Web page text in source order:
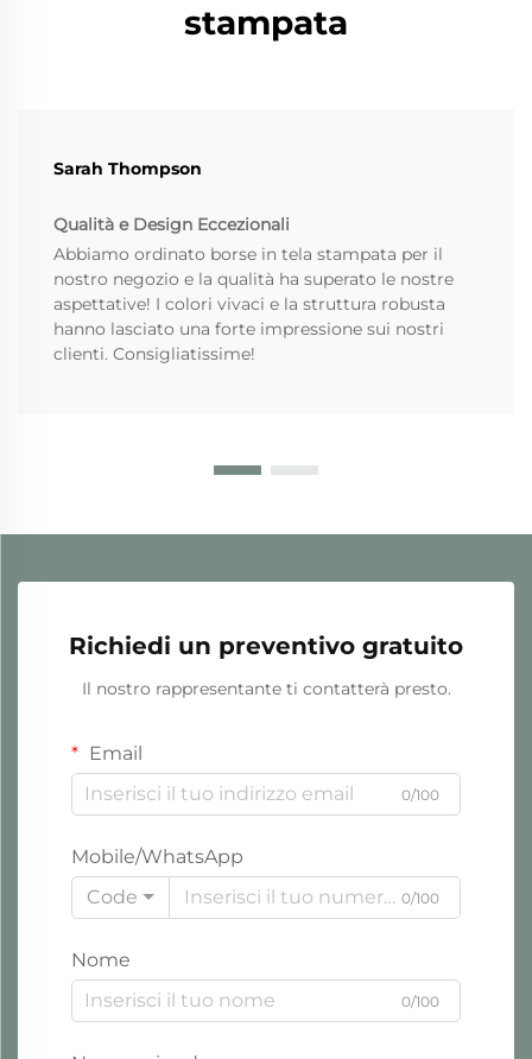
stampata
Sarah Thompson
Qualità e Design Eccezionali
Abbiamo ordinato borse in tela stampata per il
nostro negozio e la qualità ha superato le nostre
aspettative! I colori vivaci e la struttura robusta
hanno lasciato una forte impressione sui nostri
clienti. Consigliatissime!
Richiedi un preventivo gratuito
Il nostro rappresentante ti contatterà presto.
Email
0/100
Mobile/WhatsApp
Code
0/100
Nome
0/100